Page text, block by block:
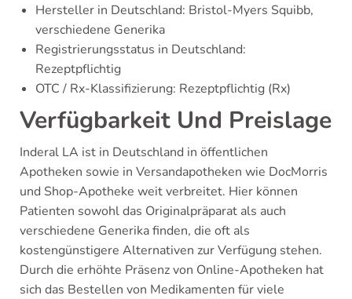
Hersteller in Deutschland: Bristol-Myers Squibb,
verschiedene Generika
Registrierungsstatus in Deutschland:
Rezeptpflichtig
OTC / Rx-Klassifizierung: Rezeptpflichtig (Rx)
Verfügbarkeit Und Preislage
Inderal LA ist in Deutschland in öffentlichen
Apotheken sowie in Versandapotheken wie DocMorris
und Shop-Apotheke weit verbreitet. Hier können
Patienten sowohl das Originalpräparat als auch
verschiedene Generika finden, die oft als
kostengünstigere Alternativen zur Verfügung stehen.
Durch die erhöhte Präsenz von Online-Apotheken hat
sich das Bestellen von Medikamenten für viele